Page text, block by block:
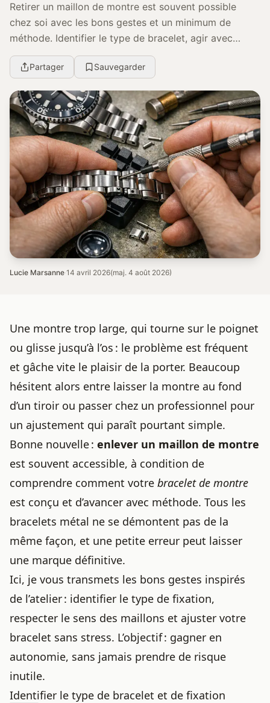
Retirer un maillon de montre est souvent possible
chez soi avec les bons gestes et un minimum de
méthode. Identifier le type de bracelet, agir avec
précision et savoir quand passer la main à un profes...
Partager Sauvegarder
Lucie Marsanne·14 avril 2026(maj. 4 août 2026)
Une montre trop large, qui tourne sur le poignet
ou glisse jusqu’à l’os : le problème est fréquent
et gâche vite le plaisir de la porter. Beaucoup
hésitent alors entre laisser la montre au fond
d’un tiroir ou passer chez un professionnel pour
un ajustement qui paraît pourtant simple.
Bonne nouvelle : enlever un maillon de montre
est souvent accessible, à condition de
comprendre comment votre bracelet de montre
est conçu et d’avancer avec méthode. Tous les
bracelets métal ne se démontent pas de la
même façon, et une petite erreur peut laisser
une marque définitive.
Ici, je vous transmets les bons gestes inspirés
de l’atelier : identifier le type de fixation,
respecter le sens des maillons et ajuster votre
bracelet sans stress. L’objectif : gagner en
autonomie, sans jamais prendre de risque
inutile.
Identifier le type de bracelet et de fixation